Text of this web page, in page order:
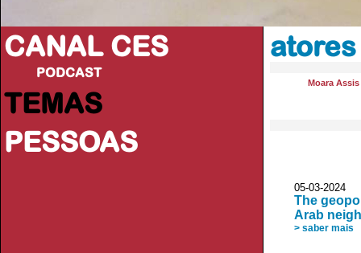
CANAL CES
PODCAST
TEMAS
PESSOAS
Moara
05-03-
The
Arab
> saber mais